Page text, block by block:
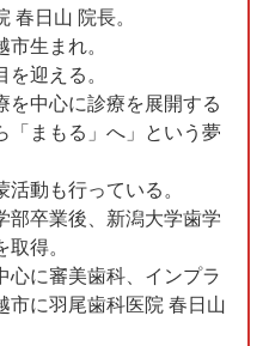
日山 院長。
生まれ。
迎える。
を中心に診療を展開する
「まもる」へ」という夢
動も行っている。
部卒業後、新潟大学歯学
得。
心に審美歯科、インプラ
市に羽尾歯科医院 春日山